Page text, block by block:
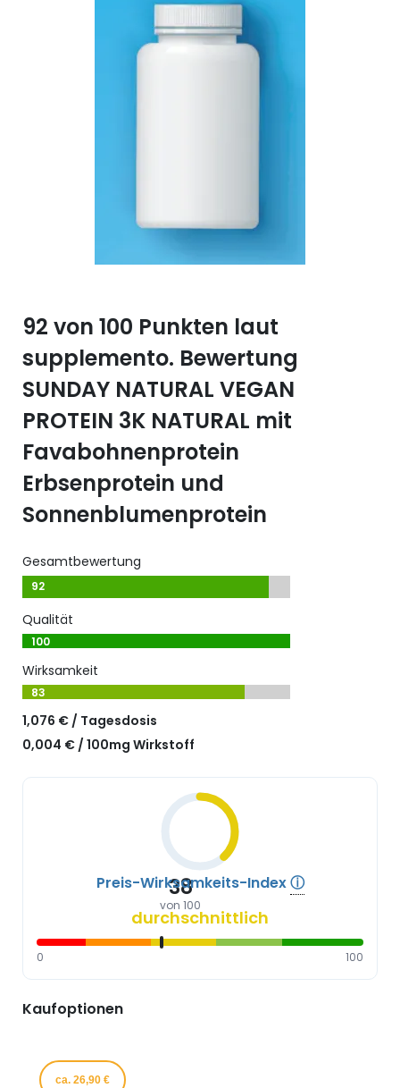
Selen (Se)
Silicium (Si)
Vitamin B12
Vitamin C
Vitamin Q (Q10)
92 von 100 Punkten laut
supplemento. Bewertung
SUNDAY NATURAL VEGAN
PROTEIN 3K NATURAL mit
Favabohnenprotein
Erbsenprotein und
Sonnenblumenprotein
Gesamtbewertung
92
Qualität
100
Wirksamkeit
83
1,076 € / Tagesdosis
0,004 € / 100mg Wirkstoff
38
von 100
Preis-Wirksamkeits-Indexⓘ
durchschnittlich
0 100
Kaufoptionen
ca. 26,90 €